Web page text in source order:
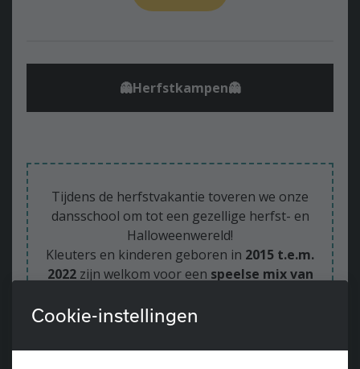
👻Herfstkampen👻
Tijdens de herfstvakantie toveren we onze
dansschool om tot een gezellige herfst- en
Halloweenwereld!
Kleuters en kinderen geboren in 2015 t.e.m.
2022 zijn welkom voor een speelse mix van
Met de kleuters bewegen en dansen we op
Cookie-instellingen